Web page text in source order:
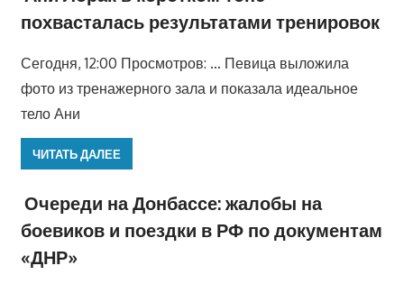
похвасталась результатами тренировок
Сегодня, 12:00 Просмотров: … Певица выложила
фото из тренажерного зала и показала идеальное
тело Ани
ЧИТАТЬ ДАЛЕЕ
Очереди на Донбассе: жалобы на
боевиков и поездки в РФ по документам
«ДНР»